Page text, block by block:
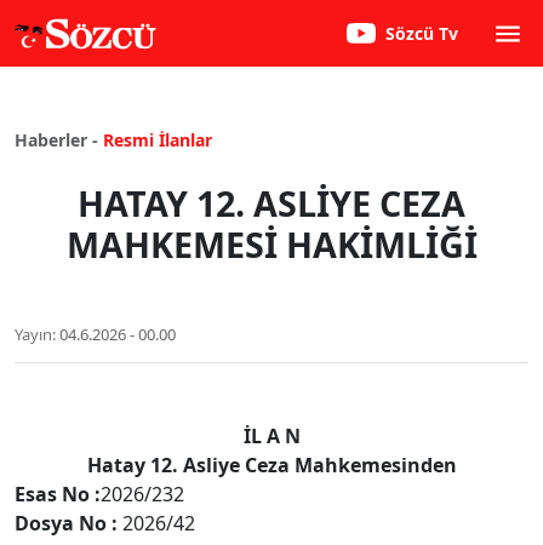
Sözcü Tv
Haberler - Resmi İlanlar
HATAY 12. ASLİYE CEZA
MAHKEMESİ HAKİMLİĞİ
Yayın:04.6.2026 - 00.00
İL A N
Hatay 12. Asliye Ceza Mahkemesinden
Esas No :2026/232
Dosya No : 2026/42